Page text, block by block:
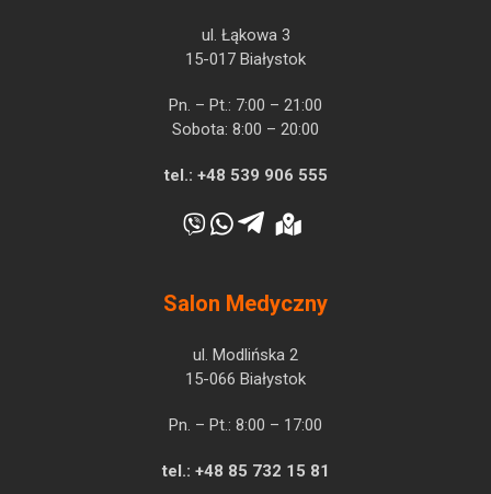
ul. Łąkowa 3
15-017 Białystok
Pn. – Pt.: 7:00 – 21:00
Sobota: 8:00 – 20:00
tel.: +48 539 906 555
Salon Medyczny
ul. Modlińska 2
15-066 Białystok
Pn. – Pt.: 8:00 – 17:00
tel.: +48 85 732 15 81